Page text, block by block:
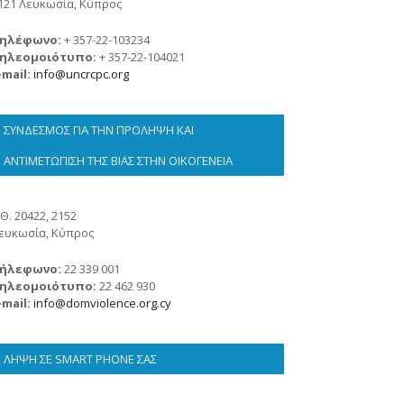
Λευκωσία, Κύπρος
+ 357-22-103234
+ 357-22-104021
mail: info@uncrcpc.org
ΣΎΝΔΕΣΜΟΣ ΓΙΑ ΤΗΝ ΠΡΌΛΗΨΗ ΚΑΙ
ΑΝΤΙΜΕΤΏΠΙΣΗ ΤΗΣ ΒΊΑΣ ΣΤΗΝ ΟΙΚΟΓΈΝΕΙΑ
20422, 2152
Κύπρος
22 339 001
22 462 930
mail: info@domviolence.org.cy
ΛΉΨΗ ΣΕ SMART PHONE ΣΑΣ